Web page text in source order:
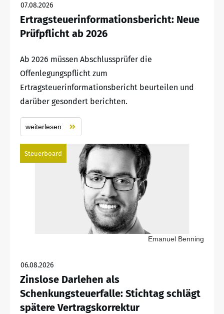
07.08.2026
Ertragsteuerinformationsbericht: Neue
Prüfpflicht ab 2026
Ab 2026 müssen Abschlussprüfer die
Offenlegungspflicht zum
Ertragsteuerinformationsbericht beurteilen und
darüber gesondert berichten.
weiterlesen
Steuerboard
Emanuel Benning
06.08.2026
Zinslose Darlehen als
Schenkungsteuerfalle: Stichtag schlägt
spätere Vertragskorrektur